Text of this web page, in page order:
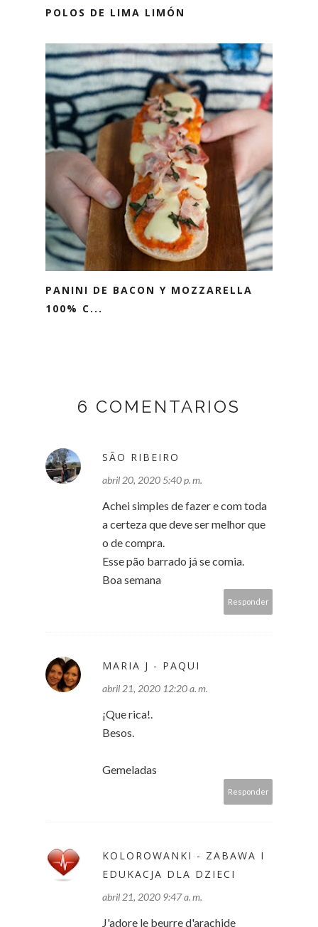
POLOS DE LIMA LIMÓN
PANINI DE BACON Y MOZZARELLA
100% C...
6 COMENTARIOS
SÃO RIBEIRO
abril 20, 2020 5:40 p. m.
Achei simples de fazer e com toda
a certeza que deve ser melhor que
o de compra.
Esse pão barrado já se comia.
Boa semana
Responder
MARIA J - PAQUI
abril 21, 2020 12:20 a. m.
¡Que rica!.
Besos.
Gemeladas
Responder
KOLOROWANKI - ZABAWA I
EDUKACJA DLA DZIECI
abril 21, 2020 9:47 a. m.
J'adore le beurre d'arachide